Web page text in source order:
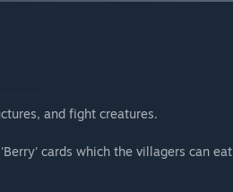
and fight creatures.
cards which the villagers can eat